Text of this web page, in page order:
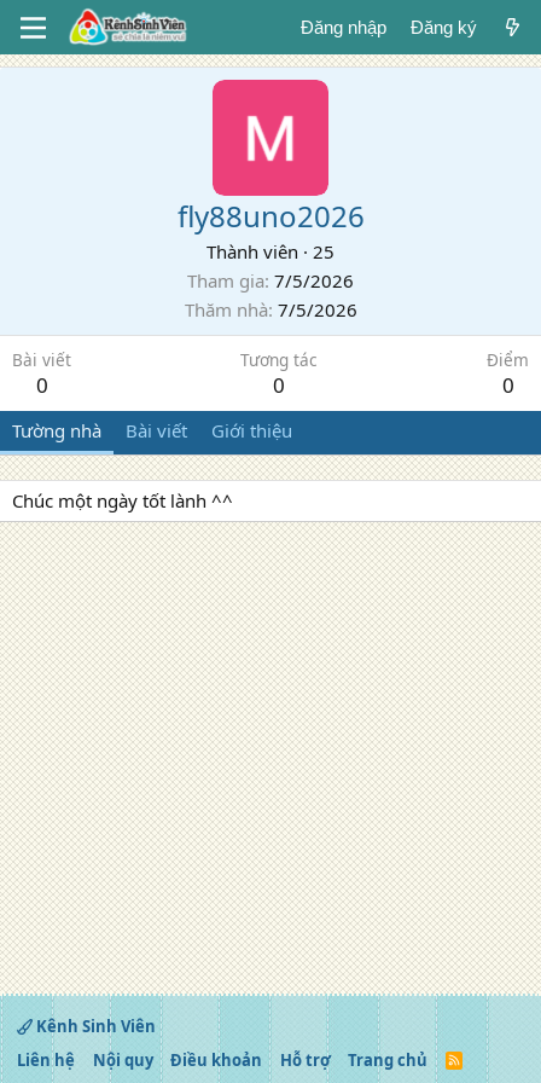
Đăng nhập Đăng ký
fly88uno2026
Thành viên · 25
Tham gia 7/5/2026
Thăm nhà 7/5/2026
Bài viết
0
Tương tác
0
Điểm
0
Tường nhà Bài viết Giới thiệu
Chúc một ngày tốt lành ^^
Kênh Sinh Viên
Liên hệ
Nội quy Điều khoản Hỗ trợ Trang chủ
R